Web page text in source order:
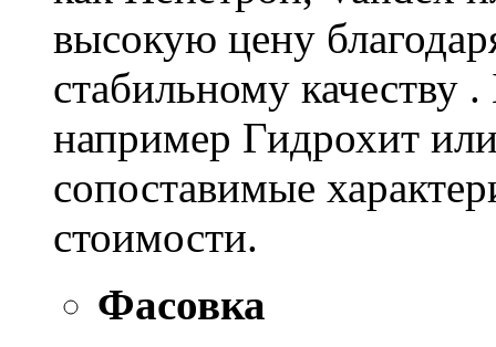
высокую цену
стабильному качеству
например Гидрохит
сопоставимые
стоимости.
Фасовка